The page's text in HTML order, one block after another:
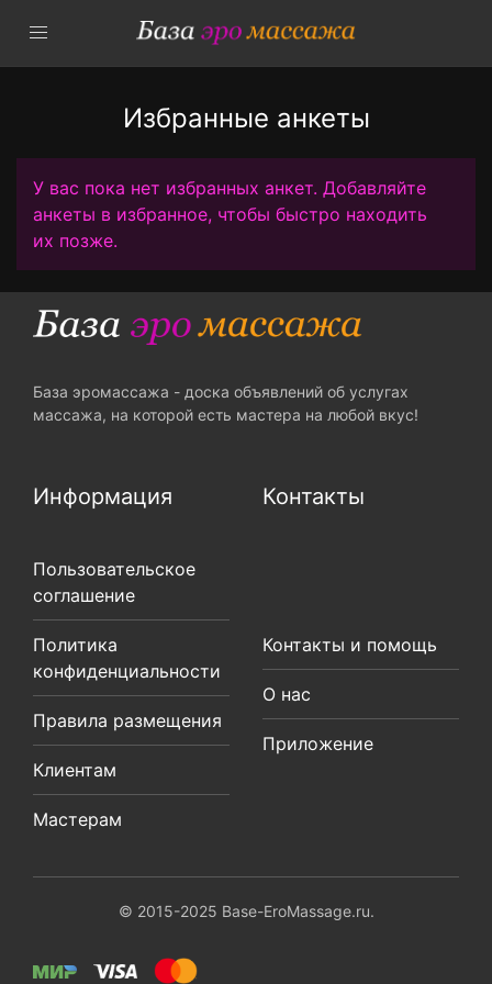
Избранные анкеты
У вас пока нет избранных анкет. Добавляйте
анкеты в избранное, чтобы быстро находить
их позже.
База эромассажа - доска объявлений об услугах
массажа, на которой есть мастера на любой вкус!
Информация
Пользовательское
соглашение
Политика
конфиденциальности
Правила размещения
Клиентам
Мастерам
Контакты
Контакты и помощь
О нас
Приложение
© 2015-2025 Base-EroMassage.ru.